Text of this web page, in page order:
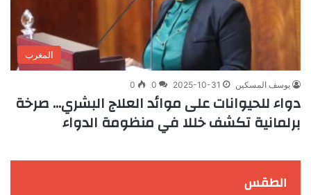
المغرب
يوسف المسكين 2025-10-31
0
0
دواء للحيوانات على موائد العلاج البشري… صرخة
برلمانية تكشف خللا في منظومة الدواء
الطقس